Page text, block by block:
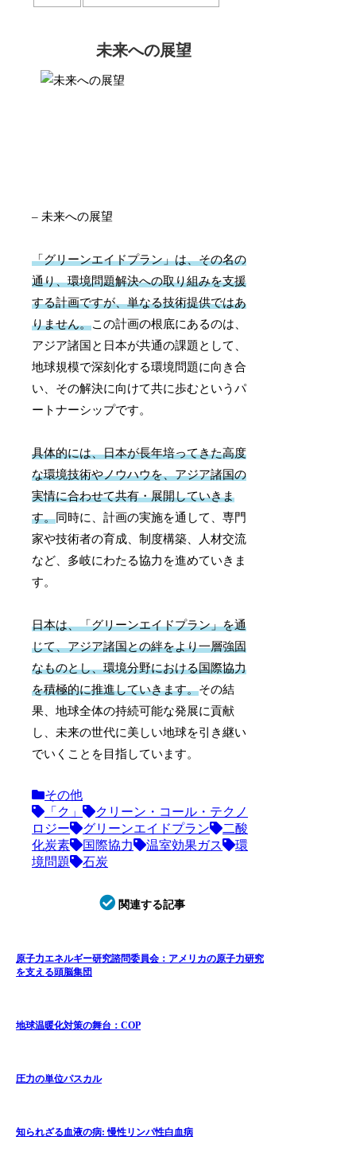
未来への展望
– 未来への展望
「グリーンエイドプラン」は、その名の
通り、環境問題解決への取り組みを支援
する計画ですが、単なる技術提供ではあ
りません。この計画の根底にあるのは、
アジア諸国と日本が共通の課題として、
地球規模で深刻化する環境問題に向き合
い、その解決に向けて共に歩むというパ
ートナーシップです。
具体的には、日本が長年培ってきた高度
な環境技術やノウハウを、アジア諸国の
実情に合わせて共有・展開していきま
す。同時に、計画の実施を通して、専門
家や技術者の育成、制度構築、人材交流
など、多岐にわたる協力を進めていきま
す。
日本は、「グリーンエイドプラン」を通
じて、アジア諸国との絆をより一層強固
なものとし、環境分野における国際協力
を積極的に推進していきます。その結
果、地球全体の持続可能な発展に貢献
し、未来の世代に美しい地球を引き継い
でいくことを目指しています。
その他
「ク」
クリーン・コール・テクノ
ロジー
グリーンエイドプラン
二酸
化炭素
国際協力 温室効果ガス
環
境問題
石炭
関連する記事
原子力エネルギー研究諮問委員会：アメリカの原子力研究
を支える頭脳集団
地球温暖化対策の舞台：COP
圧力の単位パスカル
知られざる血液の病: 慢性リンパ性白血病